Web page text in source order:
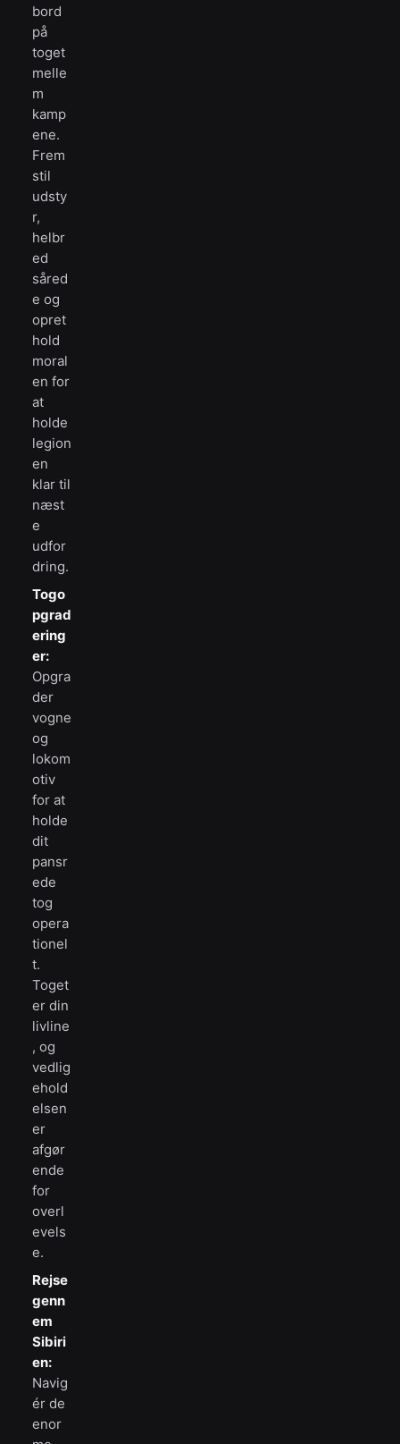
bord
på
toget
melle
m
kamp
ene.
Frem
stil
udsty
r,
helbr
ed
såred
e og
opret
hold
moral
en for
at
holde
legion
en
klar til
næst
e
udfor
dring.
Togo
pgrad
ering
er:
Opgra
der
vogne
og
lokom
otiv
for at
holde
dit
pansr
ede
tog
opera
tionel
t.
Toget
er din
livline
, og
vedlig
ehold
elsen
er
afgør
ende
for
overl
evels
e.
Rejse
genn
em
Sibiri
en:
Navig
ér de
enor